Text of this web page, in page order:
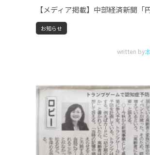
【メディア掲載】中部経済新聞「
お知らせ
written by